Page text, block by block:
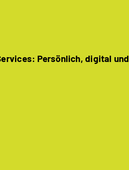
Persönlich, digital und